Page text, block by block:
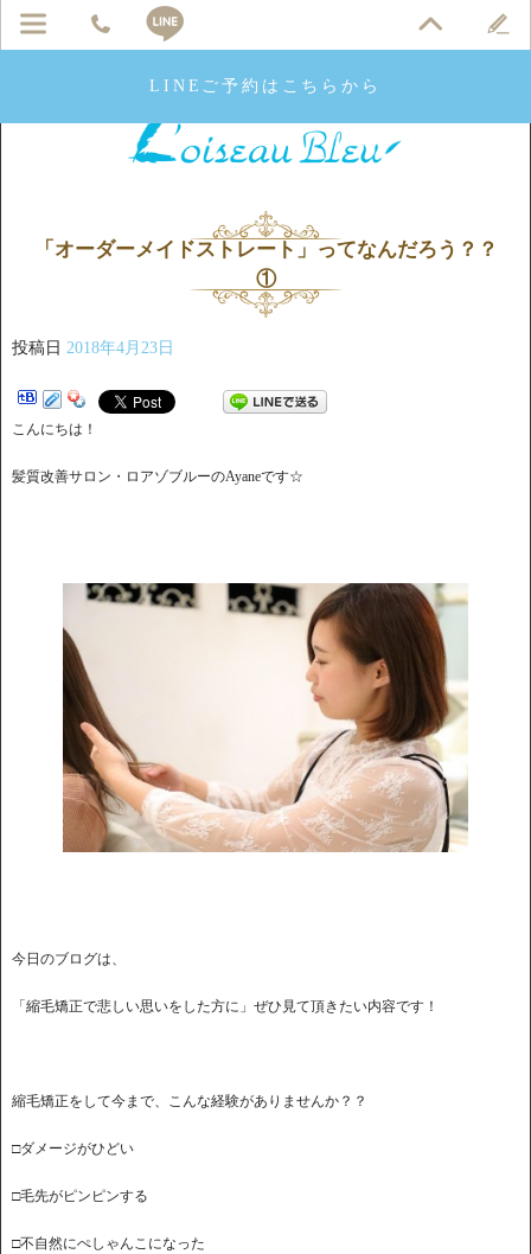
LINEご予約はこちらから
「オーダーメイドストレート」ってなんだろう？？
①
投稿日 2018年4月23日
こんにちは！
髪質改善サロン・ロアゾブルーのAyaneです☆
今日のブログは、
「縮毛矯正で悲しい思いをした方に」ぜひ見て頂きたい内容です！
縮毛矯正をして今まで、こんな経験がありませんか？？
□ダメージがひどい
□毛先がピンピンする
□不自然にぺしゃんこになった